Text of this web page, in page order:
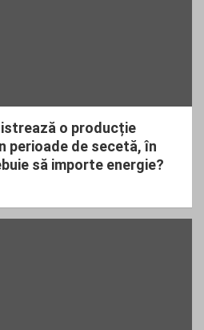
o producție
perioade de secetă, în
să importe energie?